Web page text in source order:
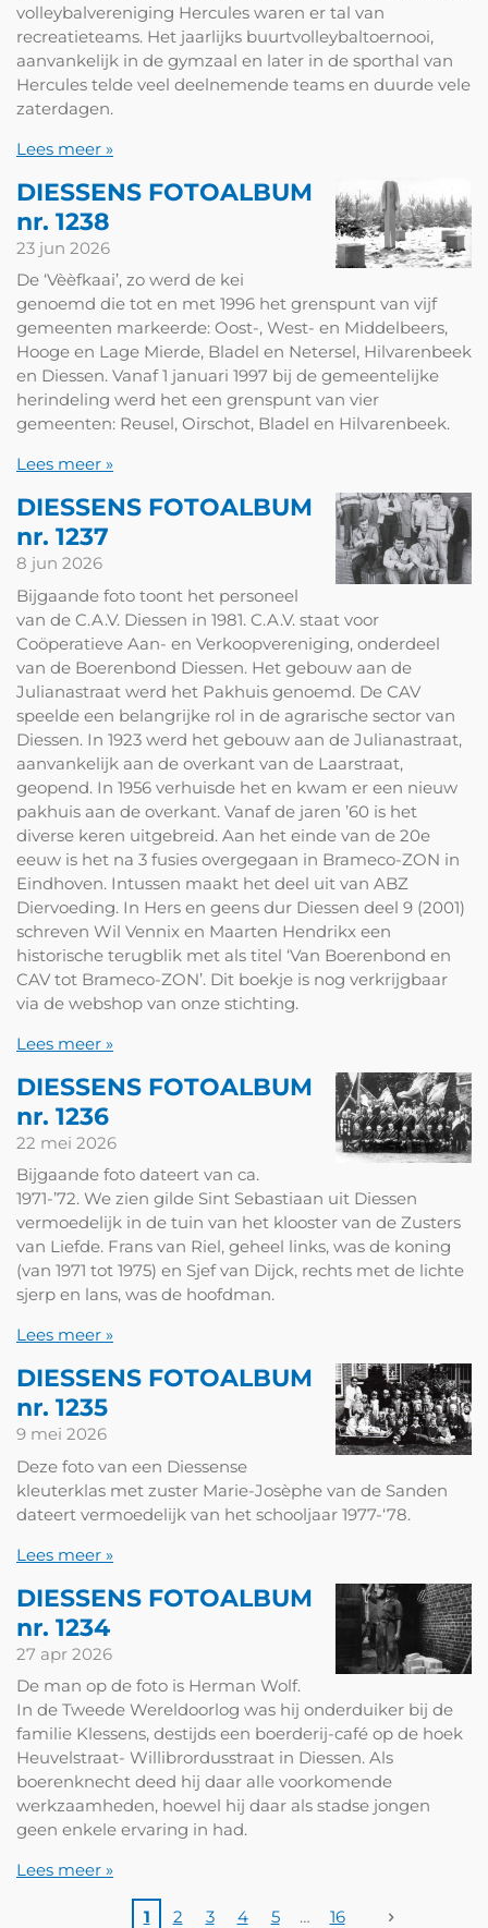
volleybalvereniging Hercules waren er tal van
recreatieteams. Het jaarlijks buurtvolleybaltoernooi,
aanvankelijk in de gymzaal en later in de sporthal van
Hercules telde veel deelnemende teams en duurde vele
zaterdagen.
Lees meer »
DIESSENS FOTOALBUM
nr. 1238
23 jun 2026
De ‘Vèèfkaai’, zo werd de kei
genoemd die tot en met 1996 het grenspunt van vijf
gemeenten markeerde: Oost-, West- en Middelbeers,
Hooge en Lage Mierde, Bladel en Netersel, Hilvarenbeek
en Diessen. Vanaf 1 januari 1997 bij de gemeentelijke
herindeling werd het een grenspunt van vier
gemeenten: Reusel, Oirschot, Bladel en Hilvarenbeek.
Lees meer »
DIESSENS FOTOALBUM
nr. 1237
8 jun 2026
Bijgaande foto toont het personeel
van de C.A.V. Diessen in 1981. C.A.V. staat voor
Coöperatieve Aan- en Verkoopvereniging, onderdeel
van de Boerenbond Diessen. Het gebouw aan de
Julianastraat werd het Pakhuis genoemd. De CAV
speelde een belangrijke rol in de agrarische sector van
Diessen. In 1923 werd het gebouw aan de Julianastraat,
aanvankelijk aan de overkant van de Laarstraat,
geopend. In 1956 verhuisde het en kwam er een nieuw
pakhuis aan de overkant. Vanaf de jaren ’60 is het
diverse keren uitgebreid. Aan het einde van de 20e
eeuw is het na 3 fusies overgegaan in Brameco-ZON in
Eindhoven. Intussen maakt het deel uit van ABZ
Diervoeding. In Hers en geens dur Diessen deel 9 (2001)
schreven Wil Vennix en Maarten Hendrikx een
historische terugblik met als titel ‘Van Boerenbond en
CAV tot Brameco-ZON’. Dit boekje is nog verkrijgbaar
via de webshop van onze stichting.
Lees meer »
DIESSENS FOTOALBUM
nr. 1236
22 mei 2026
Bijgaande foto dateert van ca.
1971-’72. We zien gilde Sint Sebastiaan uit Diessen
vermoedelijk in de tuin van het klooster van de Zusters
van Liefde. Frans van Riel, geheel links, was de koning
(van 1971 tot 1975) en Sjef van Dijck, rechts met de lichte
sjerp en lans, was de hoofdman.
Lees meer »
DIESSENS FOTOALBUM
nr. 1235
9 mei 2026
Deze foto van een Diessense
kleuterklas met zuster Marie-Josèphe van de Sanden
dateert vermoedelijk van het schooljaar 1977-‘78.
Lees meer »
DIESSENS FOTOALBUM
nr. 1234
27 apr 2026
De man op de foto is Herman Wolf.
In de Tweede Wereldoorlog was hij onderduiker bij de
familie Klessens, destijds een boerderij-café op de hoek
Heuvelstraat- Willibrordusstraat in Diessen. Als
boerenknecht deed hij daar alle voorkomende
werkzaamheden, hoewel hij daar als stadse jongen
geen enkele ervaring in had.
Lees meer »
1 2 3 4 5 16